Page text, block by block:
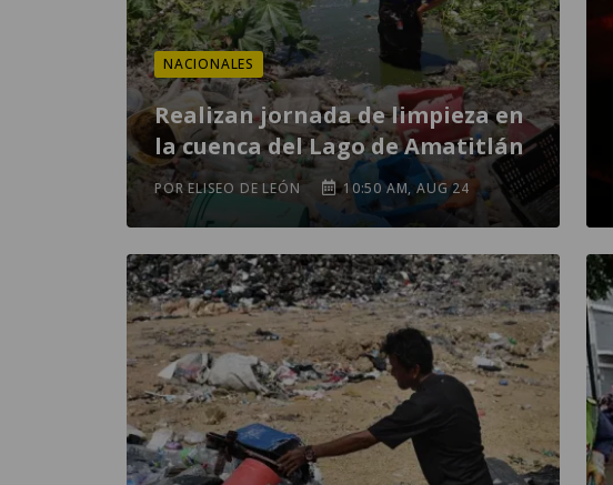
NACIONALES
Realizan jornada de limpieza en
la cuenca del Lago de Amatitlán
POR ELISEO DE LEÓN 10:50 AM, AUG 24